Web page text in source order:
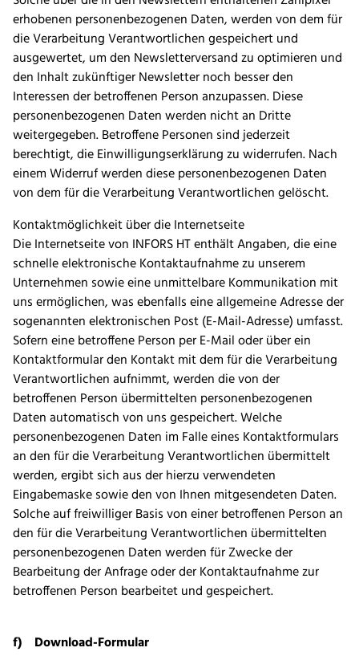
erhobenen personenbezogenen Daten, werden von dem für
die Verarbeitung Verantwortlichen gespeichert und
ausgewertet, um den Newsletterversand zu optimieren und
den Inhalt zukünftiger Newsletter noch besser den
Interessen der betroffenen Person anzupassen. Diese
personenbezogenen Daten werden nicht an Dritte
weitergegeben. Betroffene Personen sind jederzeit
berechtigt, die Einwilligungserklärung zu widerrufen. Nach
einem Widerruf werden diese personenbezogenen Daten
von dem für die Verarbeitung Verantwortlichen gelöscht.
Kontaktmöglichkeit über die Internetseite
Die Internetseite von INFORS HT enthält Angaben, die eine
schnelle elektronische Kontaktaufnahme zu unserem
Unternehmen sowie eine unmittelbare Kommunikation mit
uns ermöglichen, was ebenfalls eine allgemeine Adresse der
sogenannten elektronischen Post (E-Mail-Adresse) umfasst.
Sofern eine betroffene Person per E-Mail oder über ein
Kontaktformular den Kontakt mit dem für die Verarbeitung
Verantwortlichen aufnimmt, werden die von der
betroffenen Person übermittelten personenbezogenen
Daten automatisch von uns gespeichert. Welche
personenbezogenen Daten im Falle eines Kontaktformulars
an den für die Verarbeitung Verantwortlichen übermittelt
werden, ergibt sich aus der hierzu verwendeten
Eingabemaske sowie den von Ihnen mitgesendeten Daten.
Solche auf freiwilliger Basis von einer betroffenen Person an
den für die Verarbeitung Verantwortlichen übermittelten
personenbezogenen Daten werden für Zwecke der
Bearbeitung der Anfrage oder der Kontaktaufnahme zur
betroffenen Person bearbeitet und gespeichert.
f) Download-Formular